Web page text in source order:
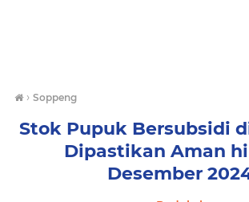
› Soppeng
Stok Pupuk Bersubsidi
Dipastikan Aman
Desember